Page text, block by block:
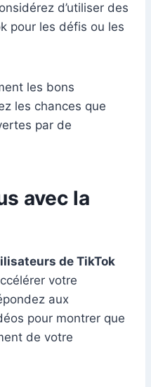
d’utiliser des
pour les défis ou les
les bons
les chances que
par de
avec la
de TikTok
votre
aux
pour montrer que
de votre